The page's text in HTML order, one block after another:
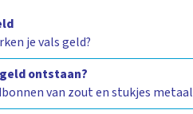
je vals geld?
ontstaan?
van zout en stukjes metaal